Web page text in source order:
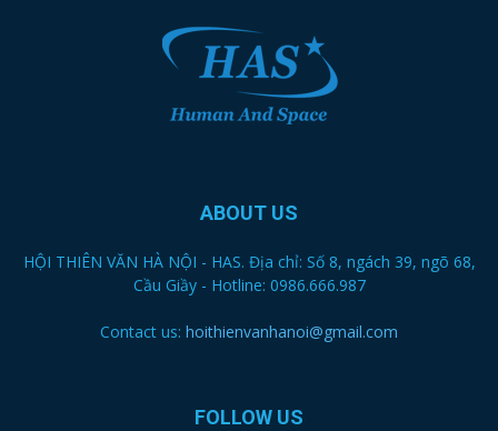
ABOUT US
HỘI THIÊN VĂN HÀ NỘI - HAS. Địa chỉ: Số 8, ngách 39, ngõ 68,
Cầu Giầy - Hotline: 0986.666.987
Contact us: hoithienvanhanoi@gmail.com
FOLLOW US